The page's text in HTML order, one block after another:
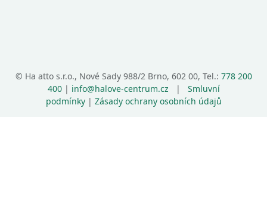
© Ha atto s.r.o., Nové Sady 988/2 Brno, 602 00, Tel.: 778 200
400| info@halove-centrum.cz | Smluvní
podmínky| Zásady ochrany osobních údajů